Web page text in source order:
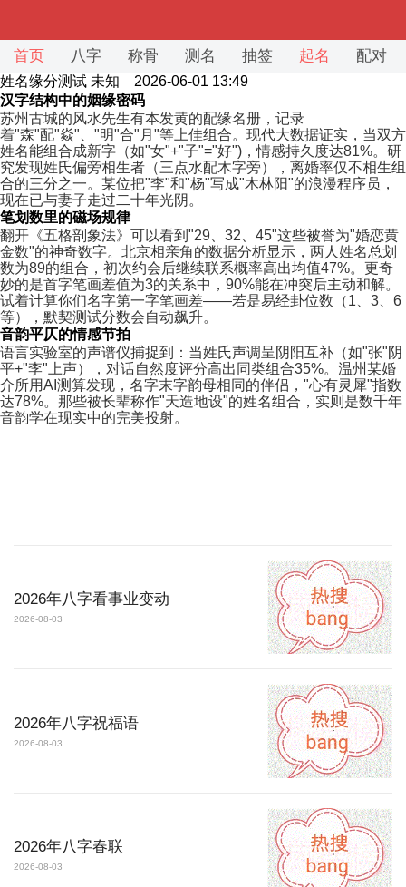
首页 八字 称骨 测名 抽签 起名 配对
姓名缘分测试 未知 2026-06-01 13:49
汉字结构中的姻缘密码
苏州古城的风水先生有本发黄的配缘名册，记录
着"森"配"焱"、"明"合"月"等上佳组合。现代大数据证实，当双方
姓名能组合成新字（如"女"+"子"="好")，情感持久度达81%。研
究发现姓氏偏旁相生者（三点水配木字旁），离婚率仅不相生组
合的三分之一。某位把"李"和"杨"写成"木林阳"的浪漫程序员，
现在已与妻子走过二十年光阴。
笔划数里的磁场规律
翻开《五格剖象法》可以看到"29、32、45"这些被誉为"婚恋黄
金数"的神奇数字。北京相亲角的数据分析显示，两人姓名总划
数为89的组合，初次约会后继续联系概率高出均值47%。更奇
妙的是首字笔画差值为3的关系中，90%能在冲突后主动和解。
试着计算你们名字第一字笔画差——若是易经卦位数（1、3、6
等），默契测试分数会自动飙升。
音韵平仄的情感节拍
语言实验室的声谱仪捕捉到：当姓氏声调呈阴阳互补（如"张"阴
平+"李"上声），对话自然度评分高出同类组合35%。温州某婚
介所用AI测算发现，名字末字韵母相同的伴侣，"心有灵犀"指数
达78%。那些被长辈称作"天造地设"的姓名组合，实则是数千年
音韵学在现实中的完美投射。
2026年八字看事业变动
2026-08-03
2026年八字祝福语
2026-08-03
2026年八字春联
2026-08-03